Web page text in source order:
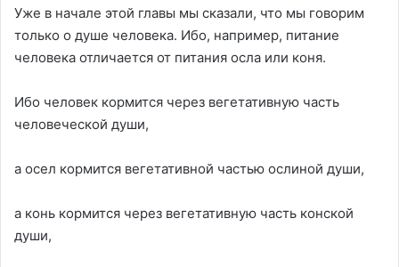
Уже в начале этой главы мы сказали, что мы говорим
только о душе человека. Ибо, например, питание
человека отличается от питания осла или коня.
Ибо человек кормится через вегетативную часть
человеческой души,
а осел кормится вегетативной частью ослиной души,
а конь кормится через вегетативную часть конской
души,